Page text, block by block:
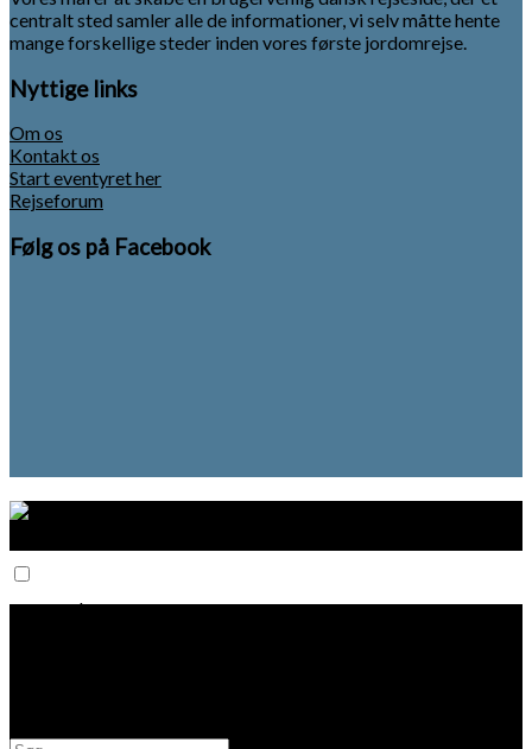
centralt sted samler alle de informationer, vi selv måtte hente
mange forskellige steder inden vores første jordomrejse.
Nyttige links
Om os
Kontakt os
Start eventyret her
Rejseforum
Følg os på Facebook